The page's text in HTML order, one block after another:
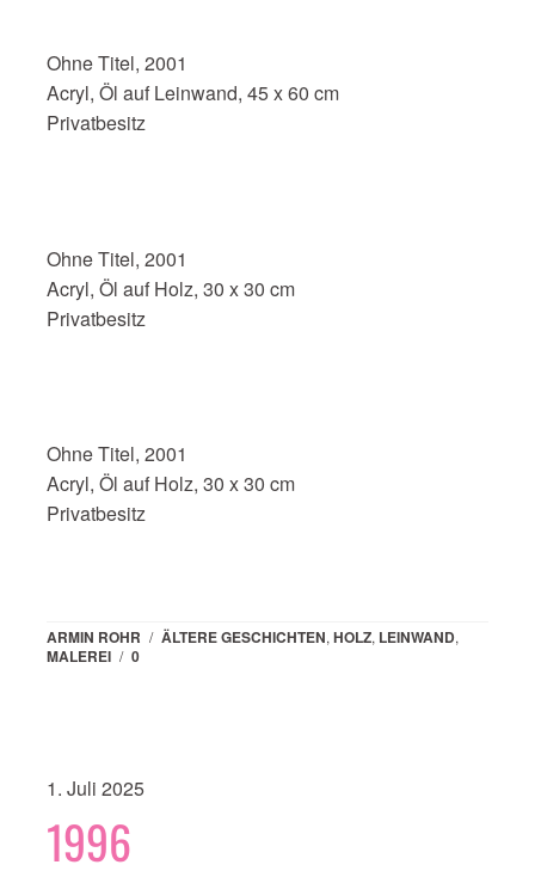
Ohne Titel, 2001
Acryl, Öl auf Leinwand, 45 x 60 cm
Privatbesitz
Ohne Titel, 2001
Acryl, Öl auf Holz, 30 x 30 cm
Privatbesitz
Ohne Titel, 2001
Acryl, Öl auf Holz, 30 x 30 cm
Privatbesitz
ARMIN ROHR / ÄLTERE GESCHICHTEN, HOLZ, LEINWAND,
MALEREI / 0
1. Juli 2025
1996